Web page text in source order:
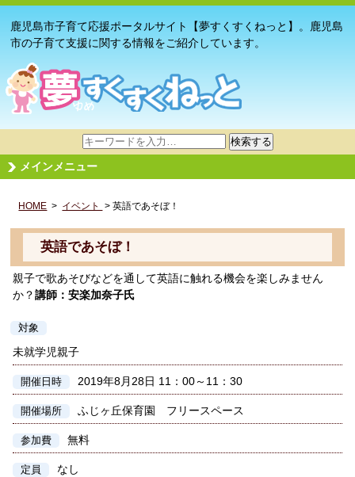
鹿児島市子育て応援ポータルサイト【夢すくすくねっと】。鹿児島
市の子育て支援に関する情報をご紹介しています。
サ
イ
ト
検
検索する
メインメニュー
HOME > イベント > 英語であそぼ！
英語であそぼ！
親子で歌あそびなどを通して英語に触れる機会を楽しみません
か？講師：安楽加奈子氏
対象
未就学児親子
開催日時 2019年8月28日 11：00～11：30
開催場所 ふじヶ丘保育園 フリースペース
参加費 無料
定員 なし